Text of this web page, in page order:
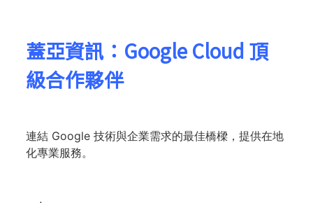
​​蓋亞資訊：Google Cloud 頂
級合作夥伴​
連結 Google 技術與企業需求的最佳橋樑，提供在地
化專業服務。​